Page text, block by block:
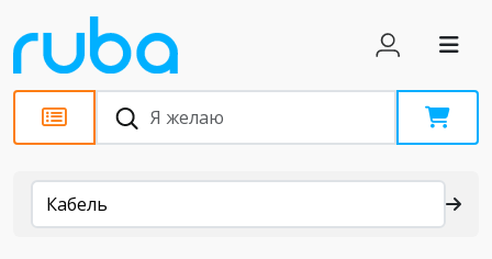
Каталог
Кабель